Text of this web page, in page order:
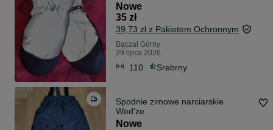
Nowe
35 zł
39,73 zł z Pakietem Ochronnym
Bączal Górny
29 lipca 2026
110 Srebrny
Spodnie zimowe narciarskie
Wed'ze
Nowe